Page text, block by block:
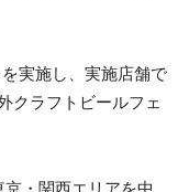
実施し、実施店舗で
クラフトビールフェ